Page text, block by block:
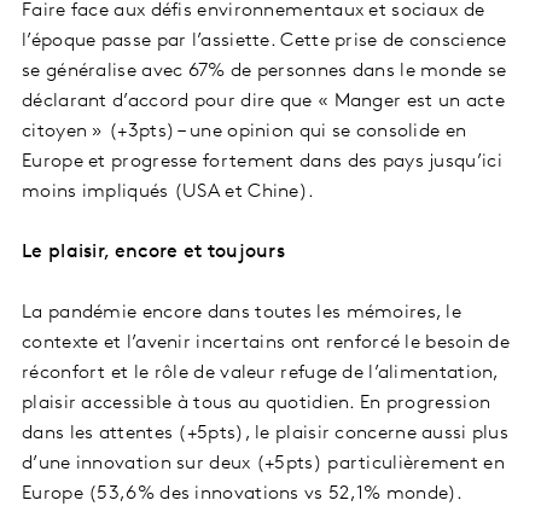
Faire face aux défis environnementaux et sociaux de
l’époque passe par l’assiette. Cette prise de conscience
se généralise avec 67% de personnes dans le monde se
déclarant d’accord pour dire que « Manger est un acte
citoyen » (+3pts) – une opinion qui se consolide en
Europe et progresse fortement dans des pays jusqu’ici
moins impliqués (USA et Chine).
Le plaisir, encore et toujours
La pandémie encore dans toutes les mémoires, le
contexte et l’avenir incertains ont renforcé le besoin de
réconfort et le rôle de valeur refuge de l’alimentation,
plaisir accessible à tous au quotidien. En progression
dans les attentes (+5pts), le plaisir concerne aussi plus
d’une innovation sur deux (+5pts) particulièrement en
Europe (53,6% des innovations vs 52,1% monde).